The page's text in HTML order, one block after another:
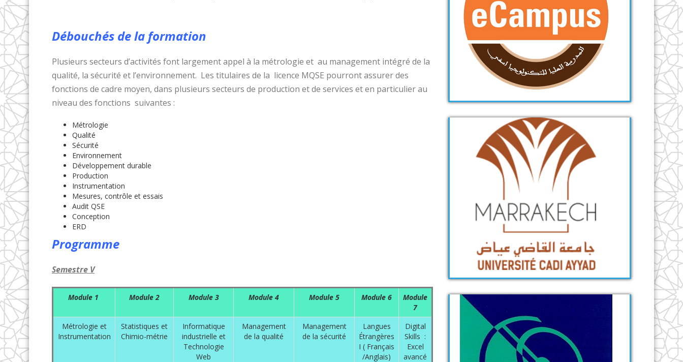
Débouchés de la formation
Plusieurs secteurs d’activités font largement appel à la métrologie et au management intégré de la
qualité, la sécurité et l’environnement. Les titulaires de la licence MQSE pourront assurer des
fonctions de cadre moyen, dans plusieurs secteurs de production et de services et en particulier au
niveau des fonctions suivantes :
Métrologie
Qualité
Sécurité
Environnement
Développement durable
Production
Instrumentation
Mesures, contrôle et essais
Audit QSE
Conception
ERD
Programme
Semestre V
Module1 Module 2 Module 3 Module 4 Module 5 Module 6
Module
7
Métrologie et
Instrumentation
Statistiques et
Chimio-métrie
Informatique
industrielle et
Technologie
Web
Management
de la qualité
Management
de la sécurité
Langues
Étrangères
I ( Français
/Anglais)
Digital
Skills :
Excel
avancé